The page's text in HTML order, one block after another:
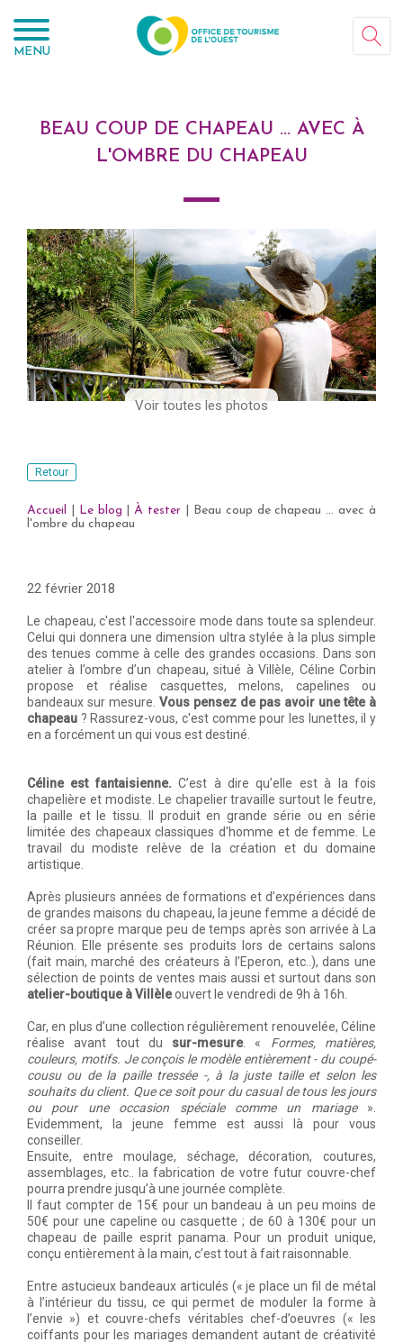
MENU
BEAU COUP DE CHAPEAU ... AVEC À
L'OMBRE DU CHAPEAU
Voir toutes les photos
Retour
Accueil Le blog |À tester
Beau coup de chapeau ... avec à
l'ombre du chapeau
22 février 2018
Le chapeau, c'est l'accessoire mode dans toute sa splendeur.
Celui qui donnera une dimension ultra stylée à la plus simple
des tenues comme à celle des grandes occasions. Dans son
atelier à l’ombre d’un chapeau, situé à Villèle, Céline Corbin
propose et réalise casquettes, melons, capelines ou
bandeaux sur mesure. Vous pensez de pas avoir une tête à
chapeau ? Rassurez-vous, c'est comme pour les lunettes, il y
en a forcément un qui vous est destiné.
Céline est fantaisienne.C’est à dire qu’elle est à la fois
chapelière et modiste. Le chapelier travaille surtout le feutre,
la paille et le tissu. Il produit en grande série ou en série
limitée des chapeaux classiques d'homme et de femme. Le
travail du modiste relève de la création et du domaine
artistique.
Après plusieurs années de formations et d’expériences dans
de grandes maisons du chapeau, la jeune femme a décidé de
créer sa propre marque peu de temps après son arrivée à La
Réunion. Elle présente ses produits lors de certains salons
(fait main, marché des créateurs à l’Eperon, etc..), dans une
sélection de points de ventes mais aussi et surtout dans son
atelier-boutique à Villèleouvert le vendredi de 9h à 16h.
Car, en plus d’une collection régulièrement renouvelée, Céline
réalise avant tout du sur-mesure. « Formes, matières,
couleurs, motifs. Je conçois le modèle entièrement - du coupé-
cousu ou de la paille tressée -, à la juste taille et selon les
souhaits du client. Que ce soit pour du casual de tous les jours
ou pour une occasion spéciale comme un mariage».
Evidemment, la jeune femme est aussi là pour vous
conseiller.
Ensuite, entre moulage, séchage, décoration, coutures,
assemblages, etc.. la fabrication de votre futur couvre-chef
pourra prendre jusqu’à une journée complète.
Il faut compter de 15€ pour un bandeau à un peu moins de
50€ pour une capeline ou casquette ; de 60 à 130€ pour un
chapeau de paille esprit panama. Pour un produit unique,
conçu entièrement à la main, c’est tout à fait raisonnable.
Entre astucieux bandeaux articulés (« je place un fil de métal
à l’intérieur du tissu, ce qui permet de moduler la forme à
l’envie ») et couvre-chefs véritables chef-d’oeuvres (« les
coiffants pour les mariages demandent autant de créativité